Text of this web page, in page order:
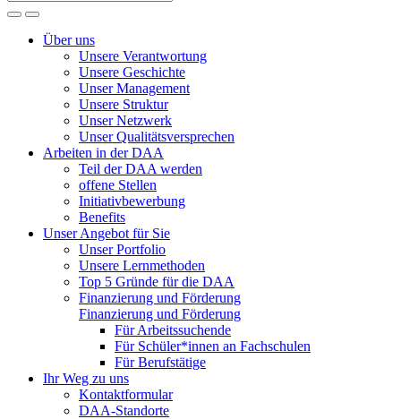
Über uns
Unsere Verantwortung
Unsere Geschichte
Unser Management
Unsere Struktur
Unser Netzwerk
Unser Qualitätsversprechen
Arbeiten in der DAA
Teil der DAA werden
offene Stellen
Initiativbewerbung
Benefits
Unser Angebot für Sie
Unser Portfolio
Unsere Lernmethoden
Top 5 Gründe für die DAA
Finanzierung und Förderung
Finanzierung und Förderung
Für Arbeitssuchende
Für Schüler*innen an Fachschulen
Für Berufstätige
Ihr Weg zu uns
Kontaktformular
DAA-Standorte